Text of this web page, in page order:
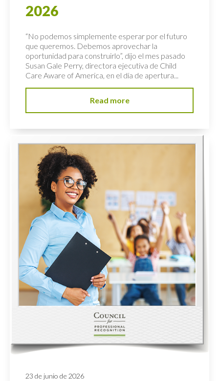
2026
“No podemos simplemente esperar por el futuro
que queremos. Debemos aprovechar la
oportunidad para construirlo”, dijo el mes pasado
Susan Gale Perry, directora ejecutiva de Child
Care Aware of America, en el día de apertura...
Read more
23 de junio de 2026